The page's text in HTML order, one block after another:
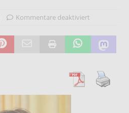
Kommentare deaktiviert